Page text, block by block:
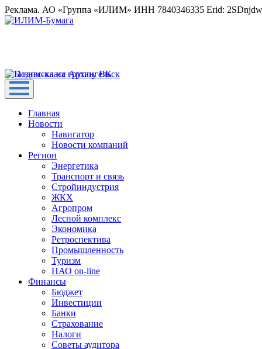
Реклама. АО «Группа «ИЛИМ» ИНН 7840346335 Erid:
Главная
Новости
Навигатор
Новости компаний
Регион
Энергетика
Транспорт и связь
Стройиндустрия
ЖКХ
Агропром
Лесной комплекс
Экономика
Ретроспектива
Промышленность
Туризм
НАО on-line
Финансы
Бюджет
Инвестиции
Банки
Страхование
Налоги
Советы аудитора